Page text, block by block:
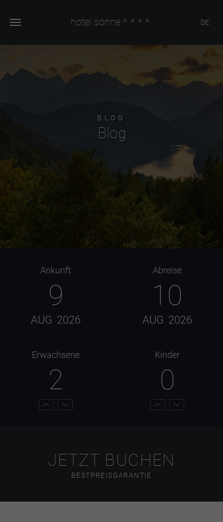
hotel sonne **** DE
BLOG
Blog
Ankunft
9
AUG 2026
Abreise
10
AUG 2026
Erwachsene
2
Kinder
0
JETZT BUCHEN
BESTPREISGARANTIE